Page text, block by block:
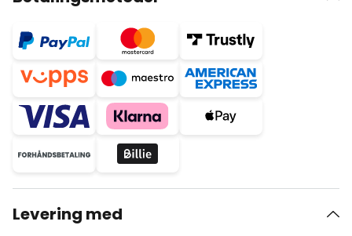
Levering med